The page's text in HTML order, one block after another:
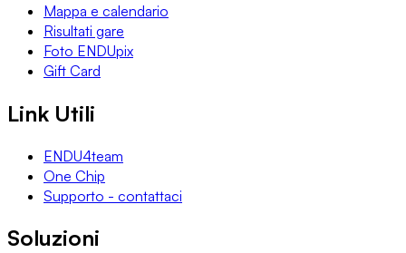
Mappa e calendario
Risultati gare
Foto ENDUpix
Gift Card
Link Utili
ENDU4team
One Chip
Supporto - contattaci
Soluzioni